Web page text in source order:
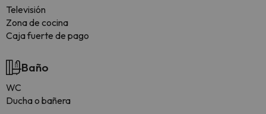
Televisión
Zona de cocina
Caja fuerte de pago
Baño
WC
Ducha o bañera